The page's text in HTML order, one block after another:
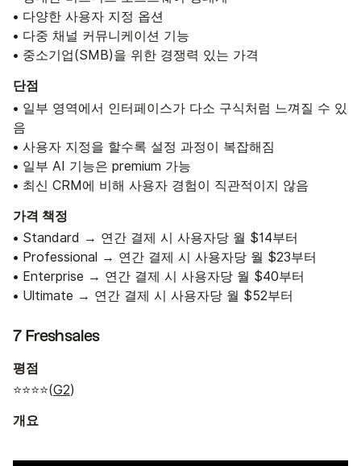
• 다양한 사용자 지정 옵션
• 다중 채널 커뮤니케이션 기능
• 중소기업(SMB)을 위한 경쟁력 있는 가격
단점
• 일부 영역에서 인터페이스가 다소 구식처럼 느껴질 수 있
음
• 사용자 지정을 할수록 설정 과정이 복잡해짐
• 일부 AI 기능은 premium 가능
• 최신 CRM에 비해 사용자 경험이 직관적이지 않음
가격 책정
• Standard → 연간 결제 시 사용자당 월 $14부터
• Professional → 연간 결제 시 사용자당 월 $23부터
• Enterprise → 연간 결제 시 사용자당 월 $40부터
• Ultimate → 연간 결제 시 사용자당 월 $52부터
7 Freshsales
평점
⭐⭐⭐⭐(G2)
개요